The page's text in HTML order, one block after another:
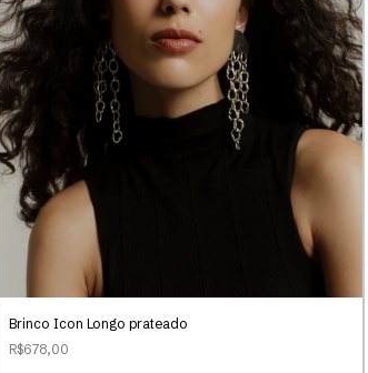
Brinco Icon Longo prateado
R$678,00